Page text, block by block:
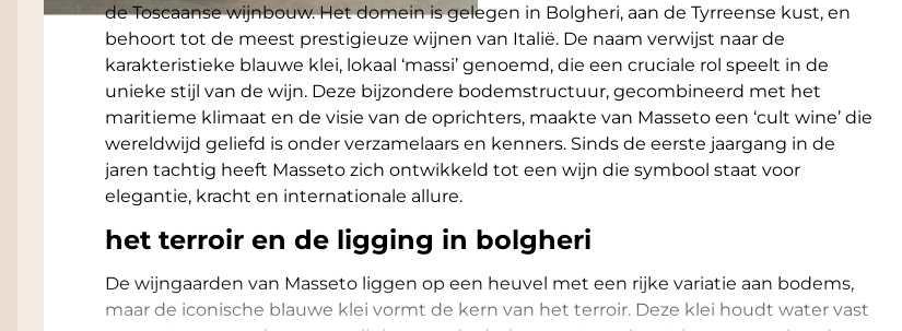
de Toscaanse wijnbouw. Het domein is gelegen in Bolgheri, aan de Tyrreense kust, en
behoort tot de meest prestigieuze wijnen van Italië. De naam verwijst naar de
karakteristieke blauwe klei, lokaal ‘massi’ genoemd, die een cruciale rol speelt in de
unieke stijl van de wijn. Deze bijzondere bodemstructuur, gecombineerd met het
maritieme klimaat en de visie van de oprichters, maakte van Masseto een ‘cult wine’ die
wereldwijd geliefd is onder verzamelaars en kenners. Sinds de eerste jaargang in de
jaren tachtig heeft Masseto zich ontwikkeld tot een wijn die symbool staat voor
elegantie, kracht en internationale allure.
het terroir en de ligging in bolgheri
De wijngaarden van Masseto liggen op een heuvel met een rijke variatie aan bodems,
maar de iconische blauwe klei vormt de kern van het terroir. Deze klei houdt water vast